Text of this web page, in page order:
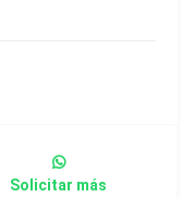
Solicitar más